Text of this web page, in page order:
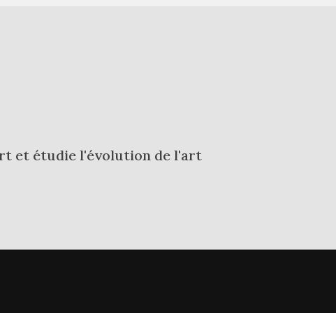
et étudie l'évolution de l'art